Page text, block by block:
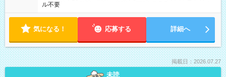
ル不要
気になる！ 応募する 詳細へ
掲載日：2026.07.27
未読